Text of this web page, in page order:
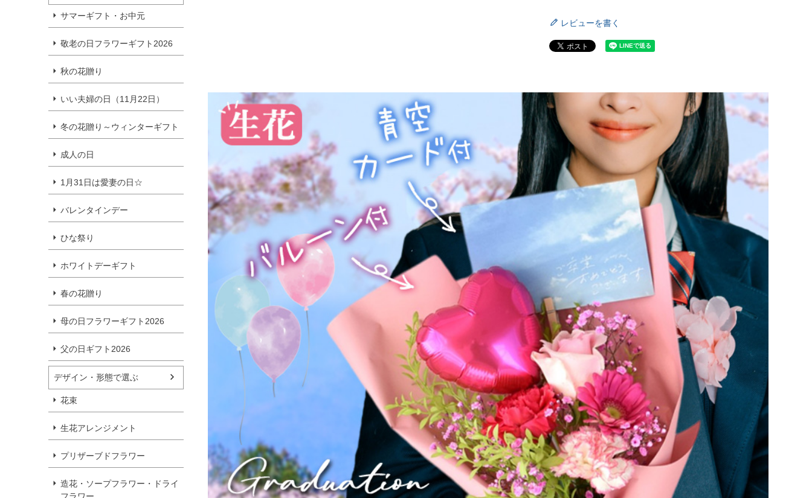
サマーギフト・お中元
敬老の日フラワーギフト2026
秋の花贈り
いい夫婦の日（11月22日）
冬の花贈り～ウィンターギフト
成人の日
1月31日は愛妻の日☆
バレンタインデー
ひな祭り
ホワイトデーギフト
春の花贈り
母の日フラワーギフト2026
父の日ギフト2026
デザイン・形態で選ぶ
花束
生花アレンジメント
プリザーブドフラワー
造花・ソープフラワー・ドライ
レビューを書く